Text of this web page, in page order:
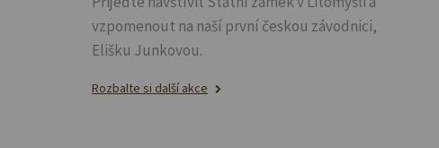
vzpomenout na naší první českou závodnici,
Elišku Junkovou.
Rozbalte si další akce